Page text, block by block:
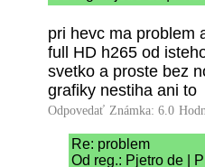
pri hevc ma problem
full HD h265 od
svetko a proste bez
grafiky nestiha ani to
Odpovedať Známka: 6.0
Re: problem
Od reg.: Pjetro de |